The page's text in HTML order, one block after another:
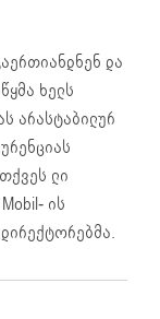
და
ხელს
არასტაბილურ
ლი
ის